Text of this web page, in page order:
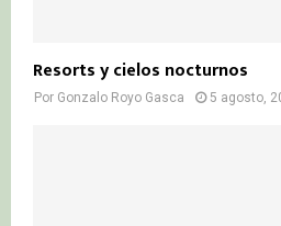
Resorts y cielos nocturnos
Por Gonzalo Royo Gasca 5 agosto,